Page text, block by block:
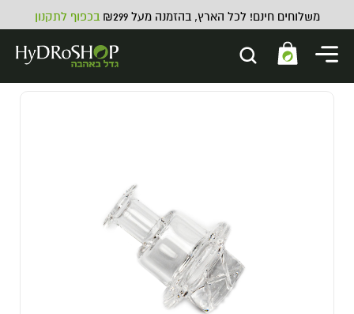
משלוחים חינם! לכל הארץ, בהזמנה מעל ₪299 בכפוף לתקנון